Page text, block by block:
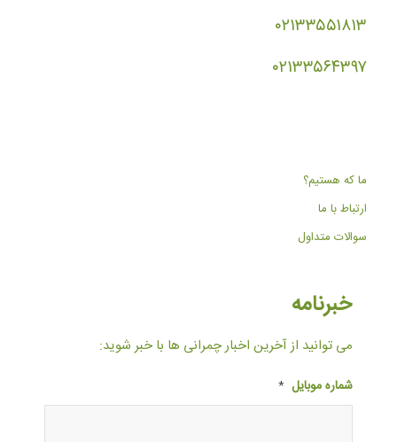
۰۲۱۳۳۵۵۱۸۱۳
۰۲۱۳۳۵۶۴۳۹۷
ما که هستیم؟
ارتباط با ما
سوالات متداول
خبرنامه
می توانید از آخرین اخبار چمرانی ها با خبر شوید:
شماره موبایل *